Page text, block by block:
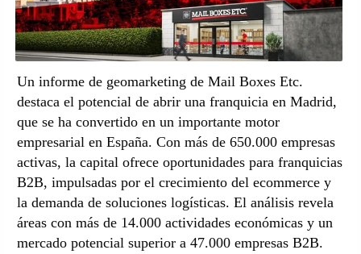
Un informe de geomarketing de Mail Boxes Etc.
destaca el potencial de abrir una franquicia en Madrid,
que se ha convertido en un importante motor
empresarial en España. Con más de 650.000 empresas
activas, la capital ofrece oportunidades para franquicias
B2B, impulsadas por el crecimiento del ecommerce y
la demanda de soluciones logísticas. El análisis revela
áreas con más de 14.000 actividades económicas y un
mercado potencial superior a 47.000 empresas B2B.